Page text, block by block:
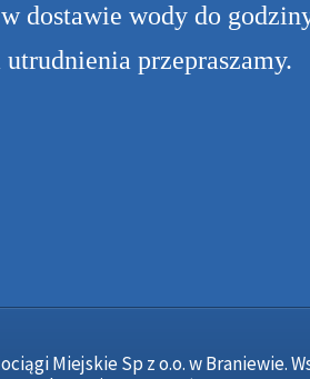
dostawie wody do
przepraszamy.
Miejskie Sp z o.o. w Braniewie.